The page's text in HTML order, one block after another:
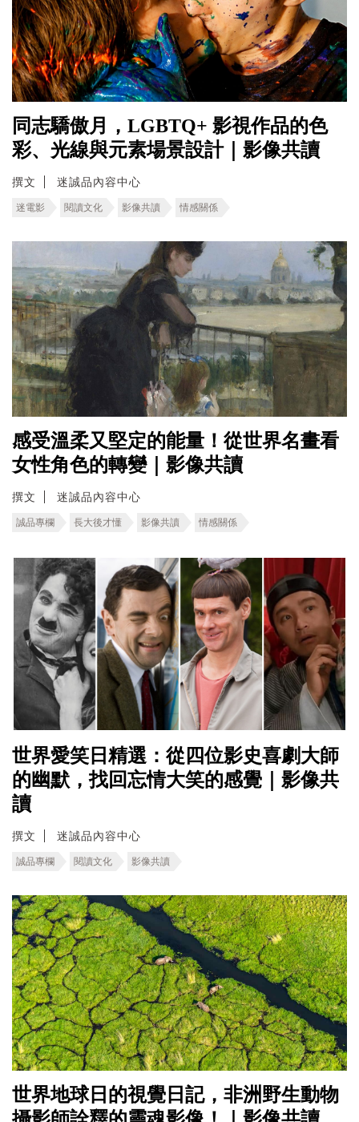
同志驕傲月，LGBTQ+ 影視作品的色
彩、光線與元素場景設計｜影像共讀
撰文 迷誠品內容中心
迷電影 閱讀文化 影像共讀 情感關係
感受溫柔又堅定的能量！從世界名畫看
女性角色的轉變｜影像共讀
撰文 迷誠品內容中心
誠品專欄 長大後才懂 影像共讀 情感關係
世界愛笑日精選：從四位影史喜劇大師
的幽默，找回忘情大笑的感覺｜影像共
讀
撰文 迷誠品內容中心
誠品專欄 閱讀文化 影像共讀
世界地球日的視覺日記，非洲野生動物